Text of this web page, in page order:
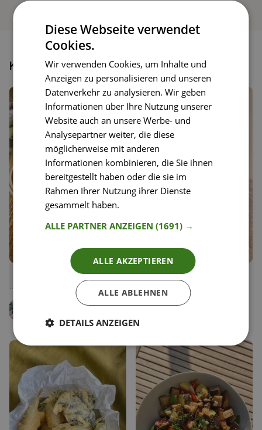
Könnte dir auch gefallen
Speichern
Tomaten-Zitronen-Risotto
Vanessa Amenta
22
Liken
Speichern
Aperol Spritz
Chanelle B
Food Bloggerin, a tofu
Diese Webseite verwendet
Cookies.
Wir verwenden Cookies, um Inhalte und
Anzeigen zu personalisieren und unseren
Datenverkehr zu analysieren. Wir geben
Informationen über Ihre Nutzung unserer
Website auch an unsere Werbe- und
Analysepartner weiter, die diese
möglicherweise mit anderen
Informationen kombinieren, die Sie ihnen
bereitgestellt haben oder die sie im
Rahmen Ihrer Nutzung ihrer Dienste
gesammelt haben.
ALLE PARTNER ANZEIGEN(1691) →
ALLE AKZEPTIEREN
ALLE ABLEHNEN
DETAILS ANZEIGEN